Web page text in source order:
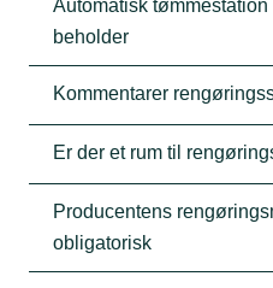
Automatisk
beholder
Kommentarer
Er der et rum til
Producentens
obligatorisk